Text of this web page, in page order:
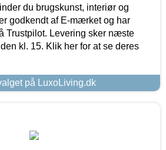
du brugskunst, interiør og
godkendt af E-mærket og har
Trustpilot. Levering sker næste
kl. 15. Klik her for at se deres
på LuxoLiving.dk